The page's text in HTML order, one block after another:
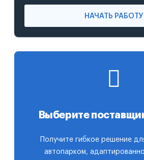
НАЧАТЬ РАБОТУ
Выберите
Получите гибкое решение
автопарком,